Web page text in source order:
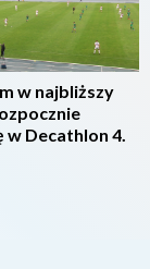
w najbliższy
w Decathlon 4.